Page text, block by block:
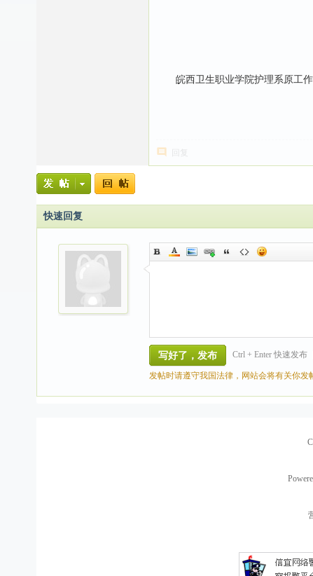
皖西卫生职业学院护理系原工作
回复
快速回复
写好了，发布 Ctrl + Enter 快速发布
发帖时请遵守我国法律，网站会将有关你发